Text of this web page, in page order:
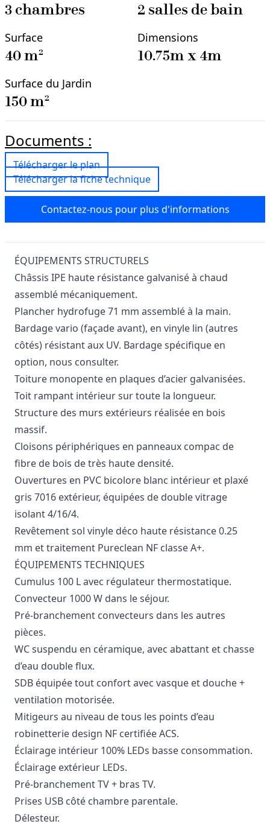
3 chambres 2 salles de bain
Surface
40m²
Dimensions
10.75m x 4m
Surface du Jardin
150m²
Documents :
Télécharger le plan
Télécharger la fiche technique
Contactez-nous pour plus d'informations
ÉQUIPEMENTS STRUCTURELS
Châssis IPE haute résistance galvanisé à chaud
assemblé mécaniquement.
Plancher hydrofuge 71 mm assemblé à la main.
Bardage vario (façade avant), en vinyle lin (autres
côtés) résistant aux UV. Bardage spécifique en
option, nous consulter.
Toiture monopente en plaques d’acier galvanisées.
Toit rampant intérieur sur toute la longueur.
Structure des murs extérieurs réalisée en bois
massif.
Cloisons périphériques en panneaux compac de
fibre de bois de très haute densité.
Ouvertures en PVC bicolore blanc intérieur et plaxé
gris 7016 extérieur, équipées de double vitrage
isolant 4/16/4.
Revêtement sol vinyle déco haute résistance 0.25
mm et traitement Pureclean NF classe A+.
ÉQUIPEMENTS TECHNIQUES
Cumulus 100 L avec régulateur thermostatique.
Convecteur 1000 W dans le séjour.
Pré-branchement convecteurs dans les autres
pièces.
WC suspendu en céramique, avec abattant et chasse
d’eau double flux.
SDB équipée tout confort avec vasque et douche +
ventilation motorisée.
Mitigeurs au niveau de tous les points d’eau
robinetterie design NF certifiée ACS.
Éclairage intérieur 100% LEDs basse consommation.
Éclairage extérieur LEDs.
Pré-branchement TV + bras TV.
Prises USB côté chambre parentale.
Délesteur.